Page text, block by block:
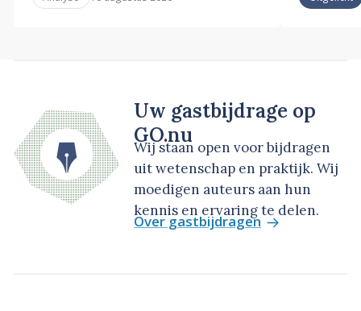
Uw gastbijdrage op
GO.nu
Wij staan open voor bijdragen
uit wetenschap en praktijk. Wij
moedigen auteurs aan hun
kennis en ervaring te delen.
Over gastbijdragen